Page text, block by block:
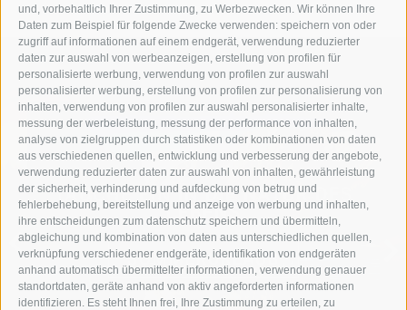
und, vorbehaltlich Ihrer Zustimmung, zu Werbezwecken. Wir können Ihre
Daten zum Beispiel für folgende Zwecke verwenden: speichern von oder
zugriff auf informationen auf einem endgerät, verwendung reduzierter
daten zur auswahl von werbeanzeigen, erstellung von profilen für
personalisierte werbung, verwendung von profilen zur auswahl
personalisierter werbung, erstellung von profilen zur personalisierung von
inhalten, verwendung von profilen zur auswahl personalisierter inhalte,
messung der werbeleistung, messung der performance von inhalten,
analyse von zielgruppen durch statistiken oder kombinationen von daten
aus verschiedenen quellen, entwicklung und verbesserung der angebote,
verwendung reduzierter daten zur auswahl von inhalten, gewährleistung
der sicherheit, verhinderung und aufdeckung von betrug und
fehlerbehebung, bereitstellung und anzeige von werbung und inhalten,
ihre entscheidungen zum datenschutz speichern und übermitteln,
abgleichung und kombination von daten aus unterschiedlichen quellen,
verknüpfung verschiedener endgeräte, identifikation von endgeräten
anhand automatisch übermittelter informationen, verwendung genauer
standortdaten, geräte anhand von aktiv angeforderten informationen
identifizieren. Es steht Ihnen frei, Ihre Zustimmung zu erteilen, zu
TAUCHE EIN IN DIE NATUR DES
LEBENS
SOMMERURLAUB